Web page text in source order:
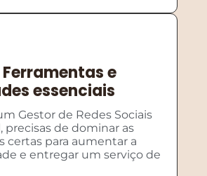
e
essenciais
Gestor de Redes Sociais
precisas de dominar as
certas para aumentar a
e entregar um serviço de